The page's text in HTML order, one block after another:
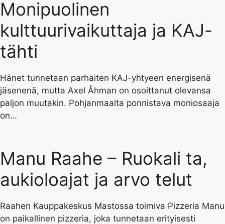
Monipuolinen
kulttuurivaikuttaja ja KAJ-
tähti
Hänet tunnetaan parhaiten KAJ-yhtyeen energisenä
jäsenenä, mutta Axel Åhman on osoittanut olevansa
paljon muutakin. Pohjanmaalta ponnistava moniosaaja
on…
Manu Raahe – Ruokali ta,
aukioloajat ja arvo telut
Raahen Kauppakeskus Mastossa toimiva Pizzeria Manu
on paikallinen pizzeria, joka tunnetaan erityisesti